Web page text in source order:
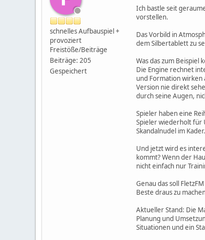
schnelles Aufbauspiel +
provoziert
Freistöße/Beiträge
Beiträge: 205
Gespeichert
Ich bastle seit
vorstellen.
Das Vorbild in
dem Silbertablett zu
Was das zum Beispiel
Die Engine rechnet
und Formation
Version nie direkt
durch seine Augen,
Spieler haben eine
Spieler wiederholt für
Skandalnudel im
Und jetzt wird es
kommt? Wenn der
nicht einfach nur
Genau das soll
Beste draus zu
Aktueller Stand: Die
Planung und
Situationen und ein